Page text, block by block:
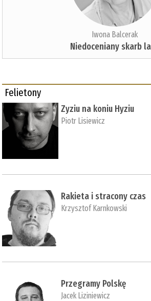
Iwona Balcerak
Niedoceniany skarb
Felietony
Zyziu na koniu Hyziu
Piotr Lisiewicz
Rakieta i stracony czas
Krzysztof Karnkowski
Przegramy Polskę
Jacek Liziniewicz